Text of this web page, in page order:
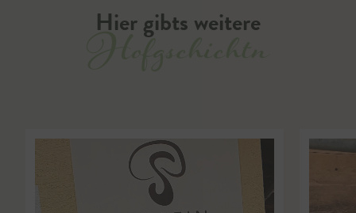
Hier gibts weitere
Hofgschichtn